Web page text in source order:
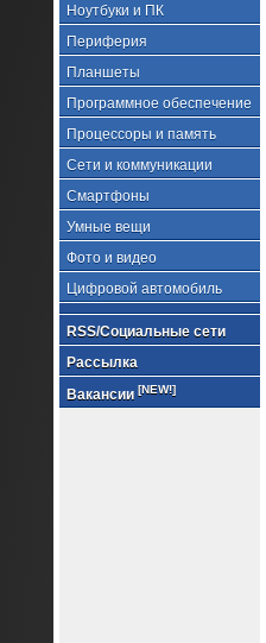
Ноутбуки и ПК
Периферия
Планшеты
Программное обеспечение
Процессоры и память
Сети и коммуникации
Смартфоны
Умные вещи
Фото и видео
Цифровой автомобиль
RSS/Социальные сети
Рассылка
Вакансии [NEW!]